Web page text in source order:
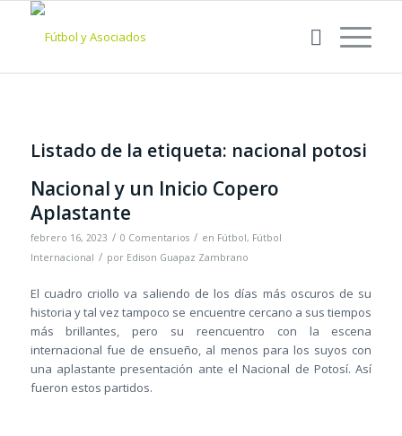
Listado de la etiqueta: nacional potosi
Nacional y un Inicio Copero
Aplastante
febrero 16, 2023 / 0 Comentarios / en Fútbol, Fútbol
Internacional / por Edison Guapaz Zambrano
El cuadro criollo va saliendo de los días más oscuros de su
historia y tal vez tampoco se encuentre cercano a sus tiempos
más brillantes, pero su reencuentro con la escena
internacional fue de ensueño, al menos para los suyos con
una aplastante presentación ante el Nacional de Potosí. Así
fueron estos partidos.